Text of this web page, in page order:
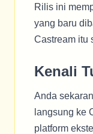
Rilis ini
yang baru
Castream itu
Kenali
Anda
langsung ke
platform